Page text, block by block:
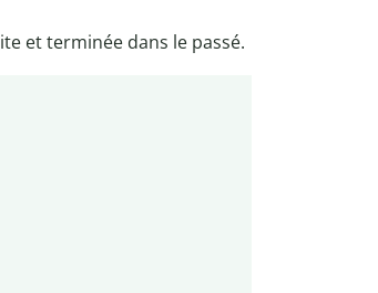
et terminée dans le passé.